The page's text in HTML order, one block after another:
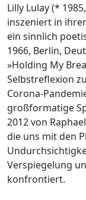
Lilly Lulay (*
inszeniert in
ein sinnlich
1966, Berlin,
»Holding My
Selbstreflexion
Corona-
großformatige
2012 von
die uns mit den
Verspiegelung
konfrontiert.